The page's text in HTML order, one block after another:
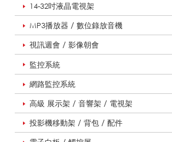
14-32吋液晶電視架
MP3播放器 / 數位錄放音機
視訊週會 / 影像朝會
監控系統
網路監控系統
高級 展示架 / 音響架 / 電視架
投影機移動架 / 背包 / 配件